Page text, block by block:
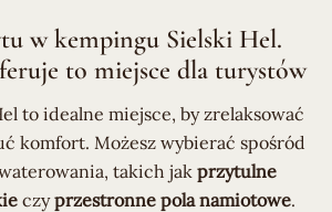
w kempingu Sielski Hel.
to miejsce dla turystów
to idealne miejsce, by zrelaksować
komfort. Możesz wybierać spośród
takich jak przytulne
czyprzestronne pola namiotowe.